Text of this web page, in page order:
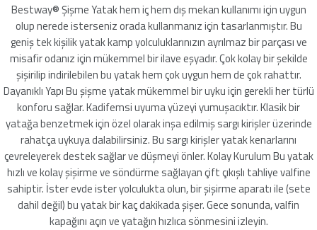
Bestway® Şişme Yatak hem iç hem dış mekan kullanımı için uygun
olup nerede isterseniz orada kullanmanız için tasarlanmıştır. Bu
geniş tek kişilik yatak kamp yolculuklarınızın ayrılmaz bir parçası ve
misafir odanız için mükemmel bir ilave eşyadır. Çok kolay bir şekilde
şişirilip indirilebilen bu yatak hem çok uygun hem de çok rahattır.
Dayanıklı Yapı Bu şişme yatak mükemmel bir uyku için gerekli her türlü
konforu sağlar. Kadifemsi uyuma yüzeyi yumuşacıktır. Klasik bir
yatağa benzetmek için özel olarak inşa edilmiş sargı kirişler üzerinde
rahatça uykuya dalabilirsiniz. Bu sargı kirişler yatak kenarlarını
çevreleyerek destek sağlar ve düşmeyi önler. Kolay Kurulum Bu yatak
hızlı ve kolay şişirme ve söndürme sağlayan çift çıkışlı tahliye valfine
sahiptir. İster evde ister yolculukta olun, bir şişirme aparatı ile (sete
dahil değil) bu yatak bir kaç dakikada şişer. Gece sonunda, valfin
kapağını açın ve yatağın hızlıca sönmesini izleyin.